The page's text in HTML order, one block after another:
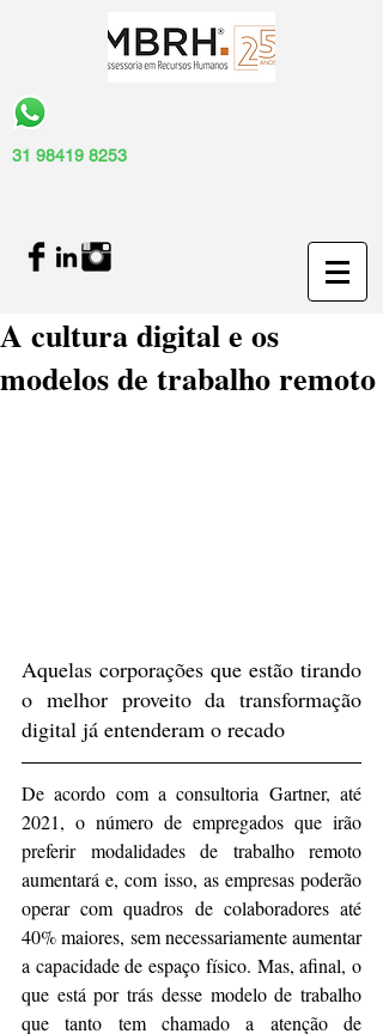
31 98419 8253
A cultura digital e os
modelos de trabalho remoto
Aquelas corporações que estão tirando
o melhor proveito da transformação
digital já entenderam o recado
De acordo com a consultoria Gartner, até
2021, o número de empregados que irão
preferir modalidades de trabalho remoto
aumentará e, com isso, as empresas poderão
operar com quadros de colaboradores até
40% maiores, sem necessariamente aumentar
a capacidade de espaço físico. Mas, afinal, o
que está por trás desse modelo de trabalho
que tanto tem chamado a atenção de